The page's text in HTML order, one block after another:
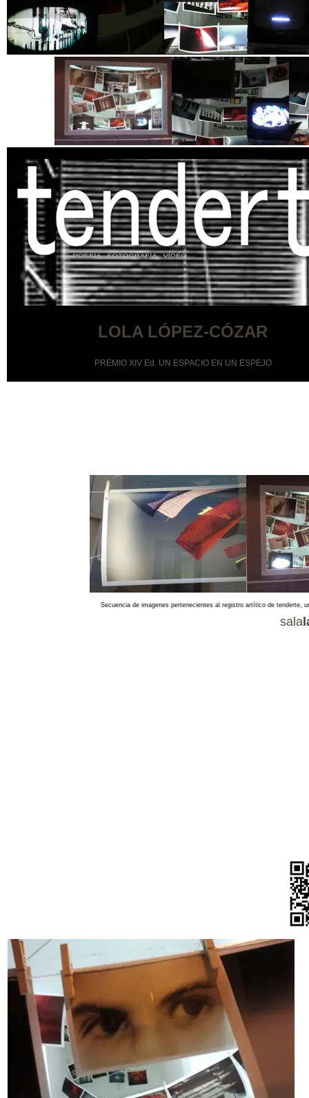
LOLA LÓPEZ-CÓZAR
PREMIO XIV Ed. UN ESPACIO EN UN ESPEJO
Secuencia de imagenes pertenecientes al registro artítico de tenderte,
sala